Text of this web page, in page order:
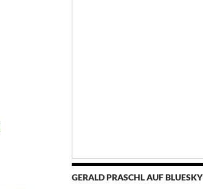
GERALD PRASCHL AUF BLUESKY